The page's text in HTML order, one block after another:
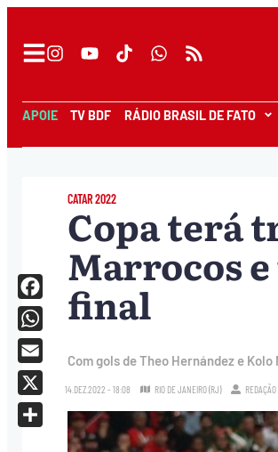
APOIE TV BDF RÁDIO BRASIL DE FATO
CATAR 2022
Copa terá
Marrocos
final
Com gols de Theo Hernández e
14.DEZ.2022 - 18:08 RIO DE JANEIRO (RJ) REDAÇÃO
Facebook
WhatsApp
Email
X